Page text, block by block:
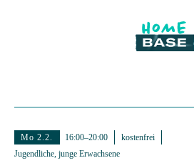
Mo 2.2. 16:00–20:00
kostenfrei
Jugendliche, junge Erwachsene